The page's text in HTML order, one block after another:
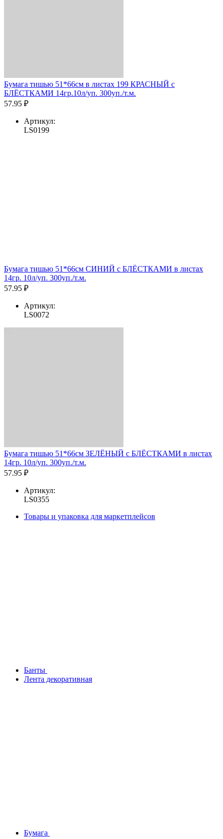
Бумага тишью 51*66см в листах 199 КРАСНЫЙ с
БЛЁСТКАМИ 14гр.10л/уп. 300уп./т.м.
57.95 ₽
Артикул:
LS0199
Бумага тишью 51*66см СИНИЙ с БЛЁСТКАМИ в листах
14гр. 10л/уп. 300уп./т.м.
57.95 ₽
Артикул:
LS0072
Бумага тишью 51*66см ЗЕЛЁНЫЙ с БЛЁСТКАМИ в листах
14гр. 10л/уп. 300уп./т.м.
57.95 ₽
Артикул:
LS0355
Товары и упаковка для маркетплейсов
Банты
Лента декоративная
Бумага